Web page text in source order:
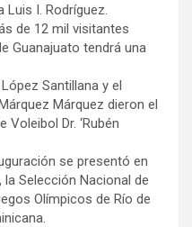
Luis I. Rodríguez.
de 12 mil visitantes
Guanajuato tendrá una
Santillana y el
Márquez dieron el
Voleibol Dr. ‘Rubén
se presentó en
Selección Nacional de
Olímpicos de Río de